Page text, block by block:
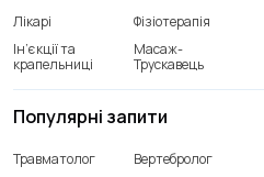
Лікарі Фізіотерапія
Ін’єкції та
крапельниці
Масаж-
Трускавець
Популярні запити
Травматолог Вертебролог